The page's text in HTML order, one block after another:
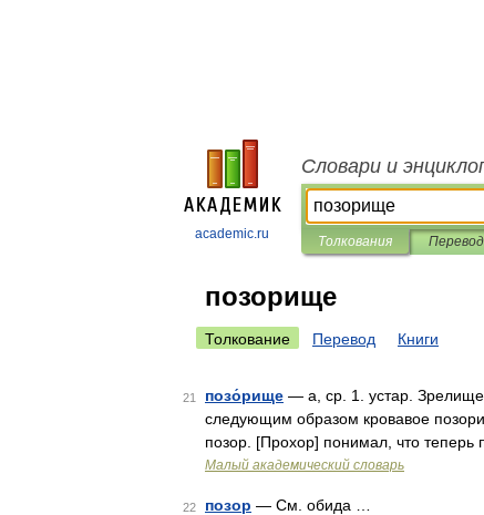
academic.ru
Словари и
Толкования
позорище
Толкование Перевод Книги
21 позо́рище — а, ср. 1. устар.
следующим образом кровавое
позор. [Прохор] понимал, что теперь
Малый академический словарь
22 позор — См. обида …